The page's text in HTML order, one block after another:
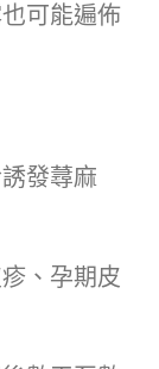
可能遍佈
發蕁麻
、孕期皮